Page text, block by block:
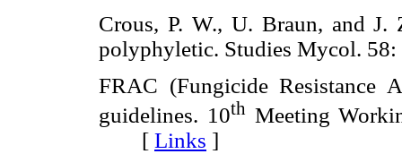
Crous, P. W., U. Braun, and
polyphyletic. Studies Mycol.
FRAC (Fungicide Resistance
guidelines. 10thMeeting
[ Links ]